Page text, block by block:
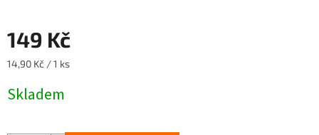
149 Kč
Měrná
14,90 Kč / 1 ks
Skladem